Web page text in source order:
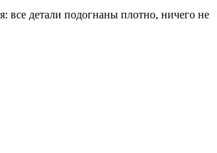
все детали подогнаны плотно, ничего не